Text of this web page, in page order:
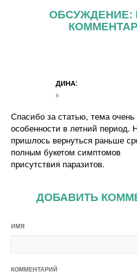
ОБСУЖДЕНИЕ:
ДИНА:
в
Спасибо за статью, тема очень
особенности в летний период.
пришлось вернуться раньше
полным букетом симптомов
присутствия паразитов.
ДОБАВИТЬ
ИМЯ
КОММЕНТАРИЙ